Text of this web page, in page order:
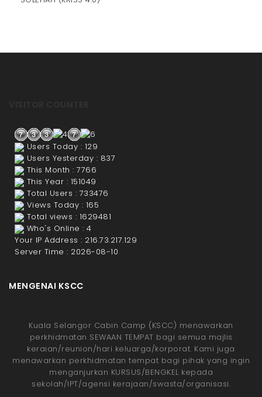
Users Today : 129
Users Yesterday : 837
This Month : 7766
This Year : 151049
Total Users : 733476
Views Today : 165
Total views : 1629481
Who's Online : 4
Your IP Address : 216.73.217.129
Server Time : 2026-08-10
MENGENAI KSCC
Kuala Selangor Cabin Camp (KSCC) menawarkan
perkhidmatan SEWAAN TEMPAT bagi semua majlis
keraian/reunion/hari keluarga/korporat. Kami juga
menawarkan perkhidmatan tempat bagi pihak yang ingin
menganjurkan KURSUS/BENGKEL kepada
sekolah/IPT/agensi kerajaan/swasta/organisasi.